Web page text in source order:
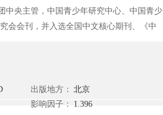
中央主管，中国青少年研究中心、中国青少
会会刊，并入选全国中文核心期刊、《中
者、学人和青年工作者的喜爱,《中国青
青年研究类期刊前茅。 《中国青年研
、北大核心期刊(2008)、北大核心期刊
出版地方：
北京
影响因子：
1.396